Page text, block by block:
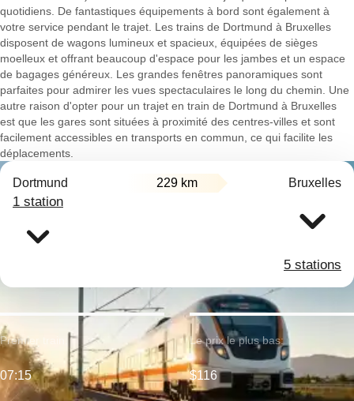
quotidiens. De fantastiques équipements à bord sont également à
votre service pendant le trajet. Les trains de Dortmund à Bruxelles
disposent de wagons lumineux et spacieux, équipées de sièges
moelleux et offrant beaucoup d'espace pour les jambes et un espace
de bagages généreux. Les grandes fenêtres panoramiques sont
parfaites pour admirer les vues spectaculaires le long du chemin. Une
autre raison d'opter pour un trajet en train de Dortmund à Bruxelles
est que les gares sont situées à proximité des centres-villes et sont
facilement accessibles en transports en commun, ce qui facilite les
déplacements.
Dortmund 229 km Bruxelles
1 station
5 stations
Premier train:
07:15
Le prix le plus bas:
$116